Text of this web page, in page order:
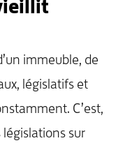
immeuble, de
législatifs et
C’est,
législations sur